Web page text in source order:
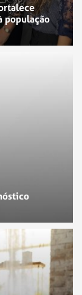
população